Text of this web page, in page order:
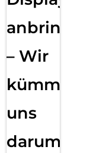
anbringen
– Wir
kümmern
uns
darum!